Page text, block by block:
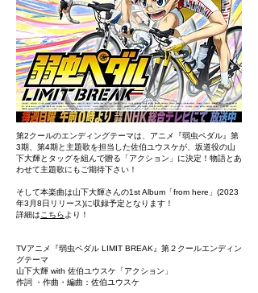
第2クールのエンディングテーマは、アニメ『弱虫ペダル』第
3期、第4期と主題歌を担当した佐伯ユウスケが、坂道役の山
下大輝とタッグを組んで贈る「アクション」に決定！物語とあ
わせて主題歌にもご期待下さい！
そして本楽曲は山下大輝さんの1st Album「from here」(2023
年3月8日リリース)に収録予定となります！
詳細は こちら より！
TVアニメ『弱虫ペダル LIMIT BREAK』第２クールエンディン
グテーマ
山下大輝 with 佐伯ユウスケ「アクション」
作詞 ・作曲・編曲：佐伯ユウスケ